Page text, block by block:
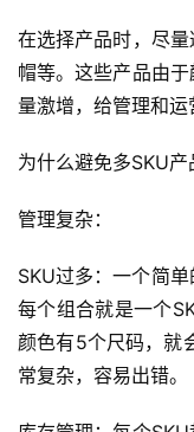
在选择产品时，尽
帽等。这些产品由
量激增，给管理和运
为什么避免多SKU产
管理复杂：
SKU过多：一个简单
每个组合就是一个
颜色有5个尺码，就
常复杂，容易出错。